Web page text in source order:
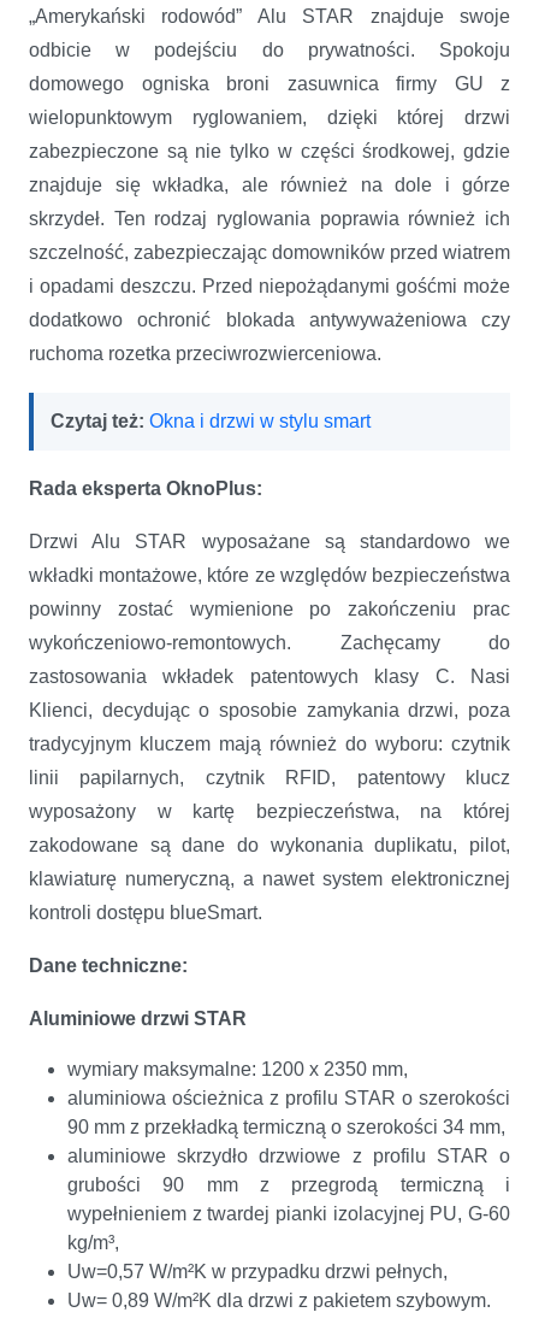
„Amerykański rodowód” Alu STAR znajduje swoje
odbicie w podejściu do prywatności. Spokoju
domowego ogniska broni zasuwnica firmy GU z
wielopunktowym ryglowaniem, dzięki której drzwi
zabezpieczone są nie tylko w części środkowej, gdzie
znajduje się wkładka, ale również na dole i górze
skrzydeł. Ten rodzaj ryglowania poprawia również ich
szczelność, zabezpieczając domowników przed wiatrem
i opadami deszczu. Przed niepożądanymi gośćmi może
dodatkowo ochronić blokada antywyważeniowa czy
ruchoma rozetka przeciwrozwierceniowa.
Czytaj też: Okna i drzwi w stylu smart
Rada eksperta OknoPlus:
Drzwi Alu STAR wyposażane są standardowo we
wkładki montażowe, które ze względów bezpieczeństwa
powinny zostać wymienione po zakończeniu prac
wykończeniowo-remontowych. Zachęcamy do
zastosowania wkładek patentowych klasy C. Nasi
Klienci, decydując o sposobie zamykania drzwi, poza
tradycyjnym kluczem mają również do wyboru: czytnik
linii papilarnych, czytnik RFID, patentowy klucz
wyposażony w kartę bezpieczeństwa, na której
zakodowane są dane do wykonania duplikatu, pilot,
klawiaturę numeryczną, a nawet system elektronicznej
kontroli dostępu blueSmart.
Dane techniczne:
Aluminiowe drzwi STAR
wymiary maksymalne: 1200 x 2350 mm,
aluminiowa ościeżnica z profilu STAR o szerokości
90 mm z przekładką termiczną o szerokości 34 mm,
aluminiowe skrzydło drzwiowe z profilu STAR o
grubości 90 mm z przegrodą termiczną i
wypełnieniem z twardej pianki izolacyjnej PU, G-60
kg/m³,
Uw=0,57 W/m²K w przypadku drzwi pełnych,
Uw= 0,89 W/m²K dla drzwi z pakietem szybowym.